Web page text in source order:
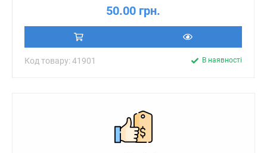
50.00 грн.
Код товару: 41901 В наявності